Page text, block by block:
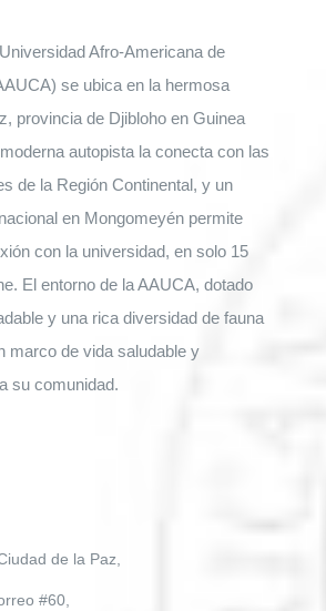
Afro-Americana de
se ubica en la hermosa
provincia de Djibloho en Guinea
autopista la conecta con las
de la Región Continental, y un
en Mongomeyén permite
con la universidad, en solo 15
El entorno de la AAUCA, dotado
y una rica diversidad de fauna
marco de vida saludable y
su comunidad.
de la Paz,
#60,